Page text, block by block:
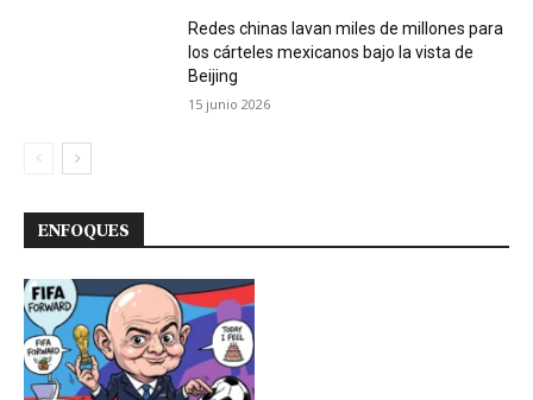
Redes chinas lavan miles de millones para
los cárteles mexicanos bajo la vista de
Beijing
15 junio 2026
ENFOQUES